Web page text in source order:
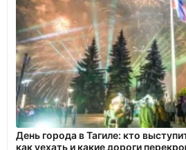
День города в Тагиле: кто
как уехать и какие дороги